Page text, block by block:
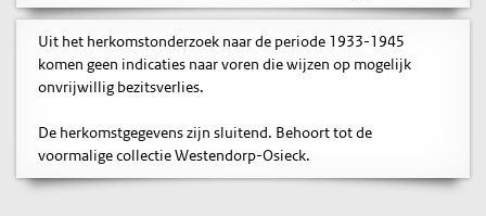
Uit het herkomstonderzoek naar de periode 1933-1945
komen geen indicaties naar voren die wijzen op mogelijk
onvrijwillig bezitsverlies.
De herkomstgegevens zijn sluitend. Behoort tot de
voormalige collectie Westendorp-Osieck.